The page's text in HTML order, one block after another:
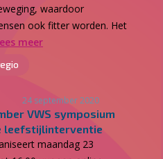
waardoor
ook fitter worden. Het
meer
24 september 2020
VWS symposium
leefstijlinterventie
maandag 23